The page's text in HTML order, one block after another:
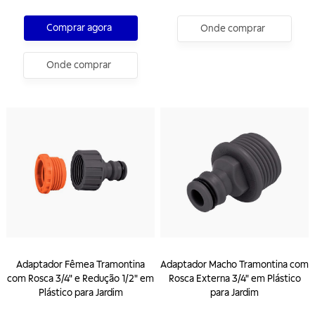
Comprar agora
Onde comprar
Onde comprar
Adaptador Fêmea Tramontina
com Rosca 3/4" e Redução 1/2" em
Plástico para Jardim
Adaptador Macho Tramontina com
Rosca Externa 3/4" em Plástico
para Jardim